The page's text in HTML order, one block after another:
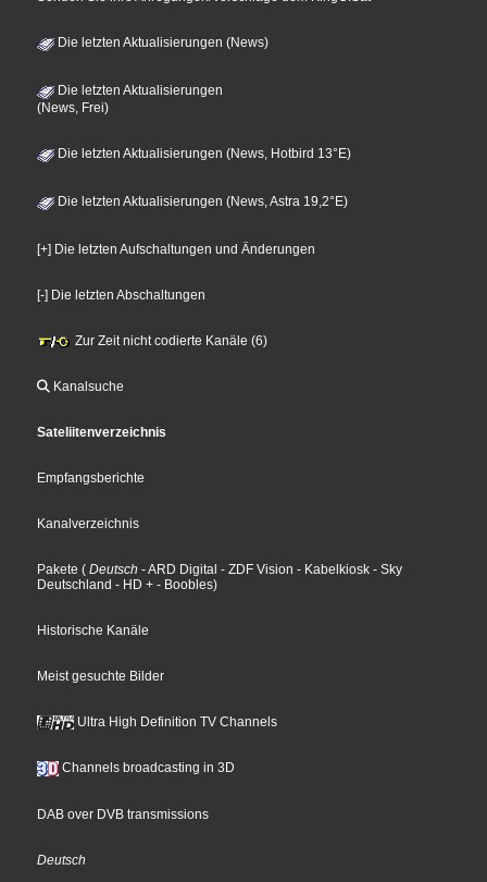
Die letzten Aktualisierungen (News)
Die letzten Aktualisierungen
(News, Frei)
Die letzten Aktualisierungen (News, Hotbird 13°E)
Die letzten Aktualisierungen (News, Astra 19,2°E)
[+] Die letzten Aufschaltungen und Änderungen
[-] Die letzten Abschaltungen
Zur Zeit nicht codierte Kanäle (6)
Kanalsuche
Sateliitenverzeichnis
Empfangsberichte
Kanalverzeichnis
Pakete ( Deutsch - ARD Digital - ZDF Vision - Kabelkiosk - Sky
Deutschland - HD + - Boobles)
Historische Kanäle
Meist gesuchte Bilder
Ultra High Definition TV Channels
Channels broadcasting in 3D
DAB over DVB transmissions
Deutsch